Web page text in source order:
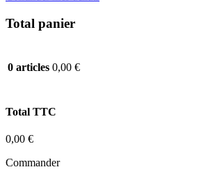
Total panier
0 articles 0,00 €
Total TTC
0,00 €
Commander